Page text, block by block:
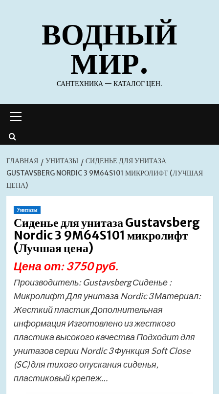
содержимомуВОДНЫЙ
МИР.
САНТЕХНИКА — КАТАЛОГ ЦЕН.
меню
ГЛАВНАЯ УНИТАЗЫ
СИДЕНЬЕ ДЛЯ УНИТАЗА
GUSTAVSBERG NORDIC 3 9M64S101 МИКРОЛИФТ (ЛУЧШАЯ
ЦЕНА)
Унитазы
Сиденье для унитаза Gustavsberg
Nordic 3 9M64S101 микролифт
(Лучшая цена)
Цена от: 3750 руб.
Производитель: Gustavsberg Сиденье :
Микролифт Для унитаза Nordic 3 Материал:
Жесткий пластик Дополнительная
информация Изготовлено из жесткого
пластика высокого качества Подходит для
унитазов серии Nordic 3 Функция Soft Close
(SC) для тихого опускания сиденья,
пластиковый крепеж…